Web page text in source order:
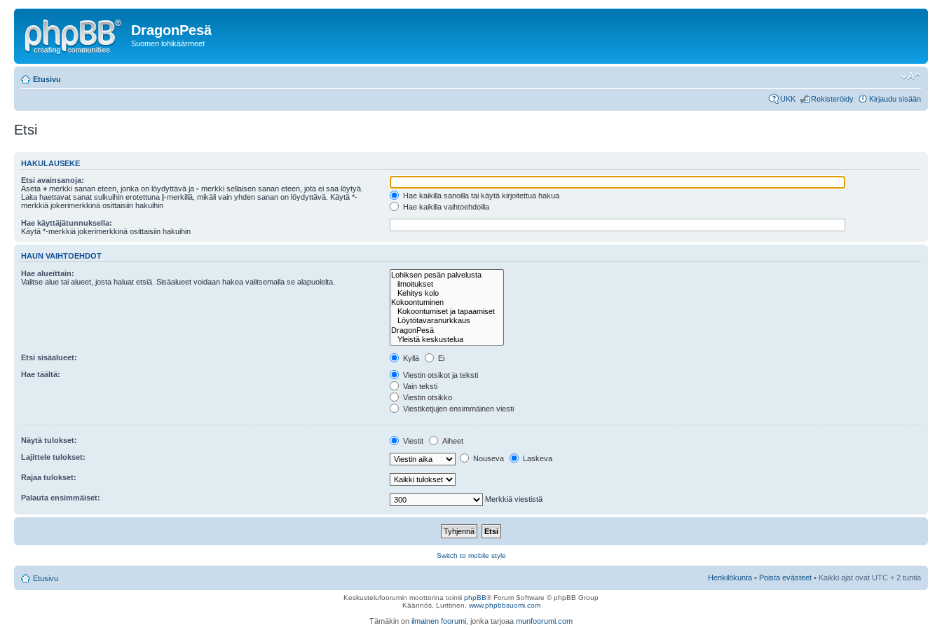
DragonPesä
Suomen lohikäärmeet
Etusivu
UKK Rekisteröidy Kirjaudu sisään
Etsi
HAKULAUSEKE
Etsi avainsanoja:
Aseta + merkki sanan eteen, jonka on löydyttävä ja - merkki sellaisen sanan eteen, jota ei saa löytyä.
Laita haettavat sanat sulkuihin erotettuna |-merkillä, mikäli vain yhden sanan on löydyttävä. Käytä *-
merkkiä jokerimerkkinä osittaisiin hakuihin
Hae kaikilla sanoilla tai käytä kirjoitettua hakua
Hae kaikilla vaihtoehdoilla
Hae käyttäjätunnuksella:
Käytä *-merkkiä jokerimerkkinä osittaisiin hakuihin
HAUN VAIHTOEHDOT
Hae alueittain:
Valitse alue tai alueet, josta haluat etsiä. Sisäalueet voidaan hakea valitsemalla se alapuolelta.
Etsi sisäalueet: Kyllä
Ei
Hae täältä:
Viestin otsikot ja teksti
Vain teksti
Viestin otsikko
Viestiketjujen ensimmäinen viesti
Näytä tulokset: Viestit
Aiheet
Lajittele tulokset:
Nouseva Laskeva
Rajaa tulokset:
Palauta ensimmäiset: Merkkiä viestistä
Switch to mobile style
Etusivu Henkilökunta • Poista evästeet • Kaikki ajat ovat UTC + 2 tuntia
Keskustelufoorumin moottorina toimii phpBB® Forum Software © phpBB Group
Käännös, Lurttinen, www.phpbbsuomi.com
Tämäkin on ilmainen foorumi , jonka tarjoaa munfoorumi.com